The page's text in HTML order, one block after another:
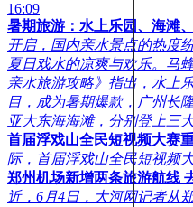
16:09
暑期旅游：水上乐园、海滩
开启，国内亲水景点的热度
夏日戏水的凉爽与欢乐。马
亲水旅游攻略》指出，水上
目，成为暑期爆款，广州长
亚大东海海滩，分别登上三
首届浮戏山全民短视频大赛
际，首届浮戏山全民短视频
郑州机场新增两条旅游航线
近，6月4日，大河网记者从